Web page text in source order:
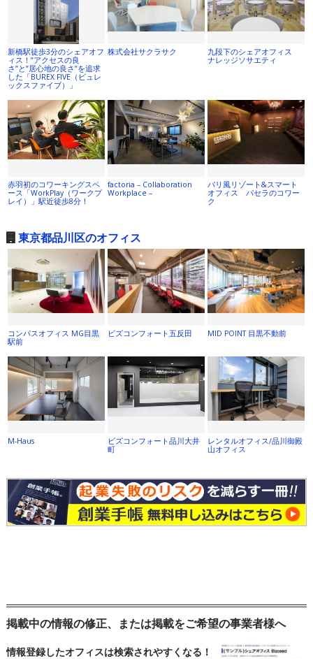
新橋駅徒歩3分のシェアオフ
ィス！”アクセスの良
さ”と”居心地の良さ”を追求
した「BUREX FIVE（ビュレ
ックスファイブ）」
株式会社サクラサク
九段下のシェアオフィス
ナレッジソサエティ
赤羽初のコワーキングスペ
ース「WorkPlay（ワークプ
レイ）」駅近徒歩8分！
factoria – Collaboration
Workplace –
バリ風リゾート&スマート
オフィス パセラのコワー
ク
東京都品川区のオフィス
コンパスオフィス MG目黒
駅前
ビズコンフォート五反田 MID POINT 目黒不動前
M-Haus
ビズコンフォート品川大井
町
レンタルオフィス/品川御殿
山オフィス
掲載中の情報の修正、または掲載をご希望の事業者様へ
情報登録したオフィスは検索されやすくなる！